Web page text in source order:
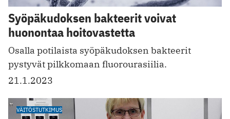
Syöpäkudoksen bakteerit voivat
huonontaa hoitovastetta
Osalla potilaista syöpäkudoksen bakteerit
pystyvät pilkkomaan fluorourasiilia.
21.1.2023
VÄITÖSTUTKIMUS